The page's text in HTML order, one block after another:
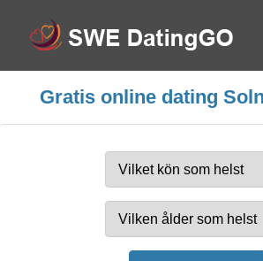
Gratis online dating